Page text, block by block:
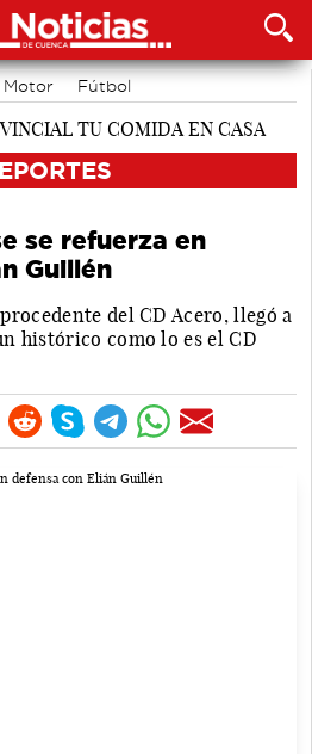
Motor
Fútbol
se refuerza en
Guillén
del CD Acero, llegó a
histórico como lo es el CD